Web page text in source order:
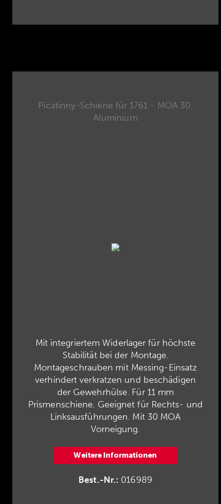
Picatinny-Schiene für 1761 - MOA 30,
Aluminium
Mit integriertem Widerlager für höchste
Stabilität bei der Montage.
Montageschrauben mit Messing-Einsatz
verhindert verkratzen und beschädigen
der Gewehrhülse. Für 11 mm
Prismenschiene. Geeignet für Rechts- und
Linksausführungen. Mit 30 MOA
Vorneigung.
Weitere Informationen
Best.-Nr.: 016989